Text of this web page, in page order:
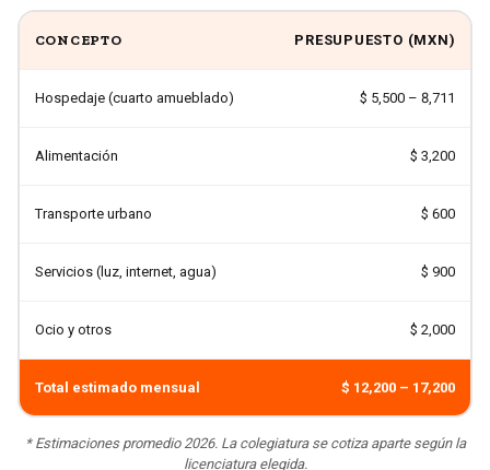
CONCEPTO PRESUPUESTO (MXN)
Hospedaje (cuarto amueblado) $ 5,500 – 8,711
Alimentación $ 3,200
Transporte urbano $ 600
Servicios (luz, internet, agua) $ 900
Ocio y otros $ 2,000
Total estimado mensual $ 12,200 – 17,200
* Estimaciones promedio 2026. La colegiatura se cotiza aparte según la
licenciatura elegida.